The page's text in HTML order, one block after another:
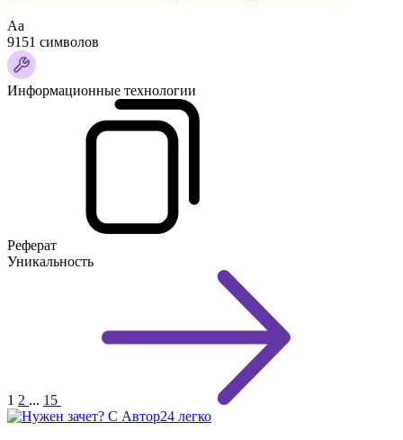
Аа
9151 символов
Информационные технологии
Реферат
Уникальность
1 2 ... 15